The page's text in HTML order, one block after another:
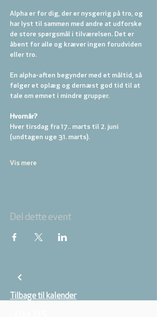
Alpha er for dig, der er nysgerrig på tro, og
har lyst til sammen med andre at udforske
de store spørgsmål i tilværelsen. Det er
åbent for alle og kræver ingen forudviden
eller tro.
En alpha-aften begynder med et måltid, så
følger et oplæg og dernæst god tid til at
tale om emnet i mindre grupper.
Hvornår?
Hver tirsdag fra 17.. marts til 2. juni
(undtagen uge 31. marts).
Vis mere
Del dette event
Tilbage til kalender